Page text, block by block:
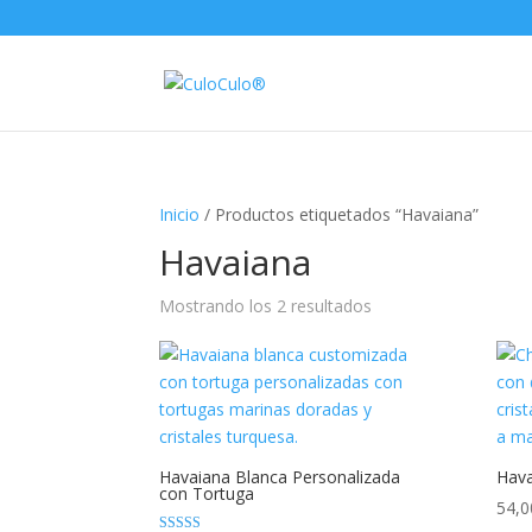
Inicio / Productos etiquetados “Havaiana”
Havaiana
Mostrando los 2 resultados
Havaiana Blanca Personalizada
con Tortuga